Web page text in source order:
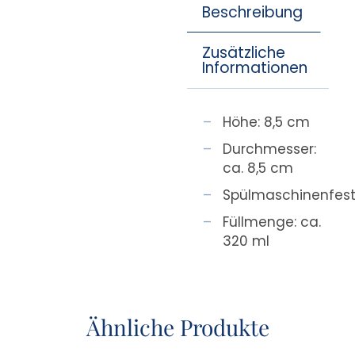
Beschreibung
Zusätzliche
Informationen
Höhe: 8,5 cm
Durchmesser:
ca. 8,5 cm
Füllmenge: ca.
320 ml
Ähnliche Produkte